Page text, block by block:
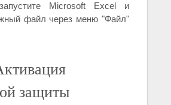
Microsoft Excel и
файл через меню "Файл"
защиты